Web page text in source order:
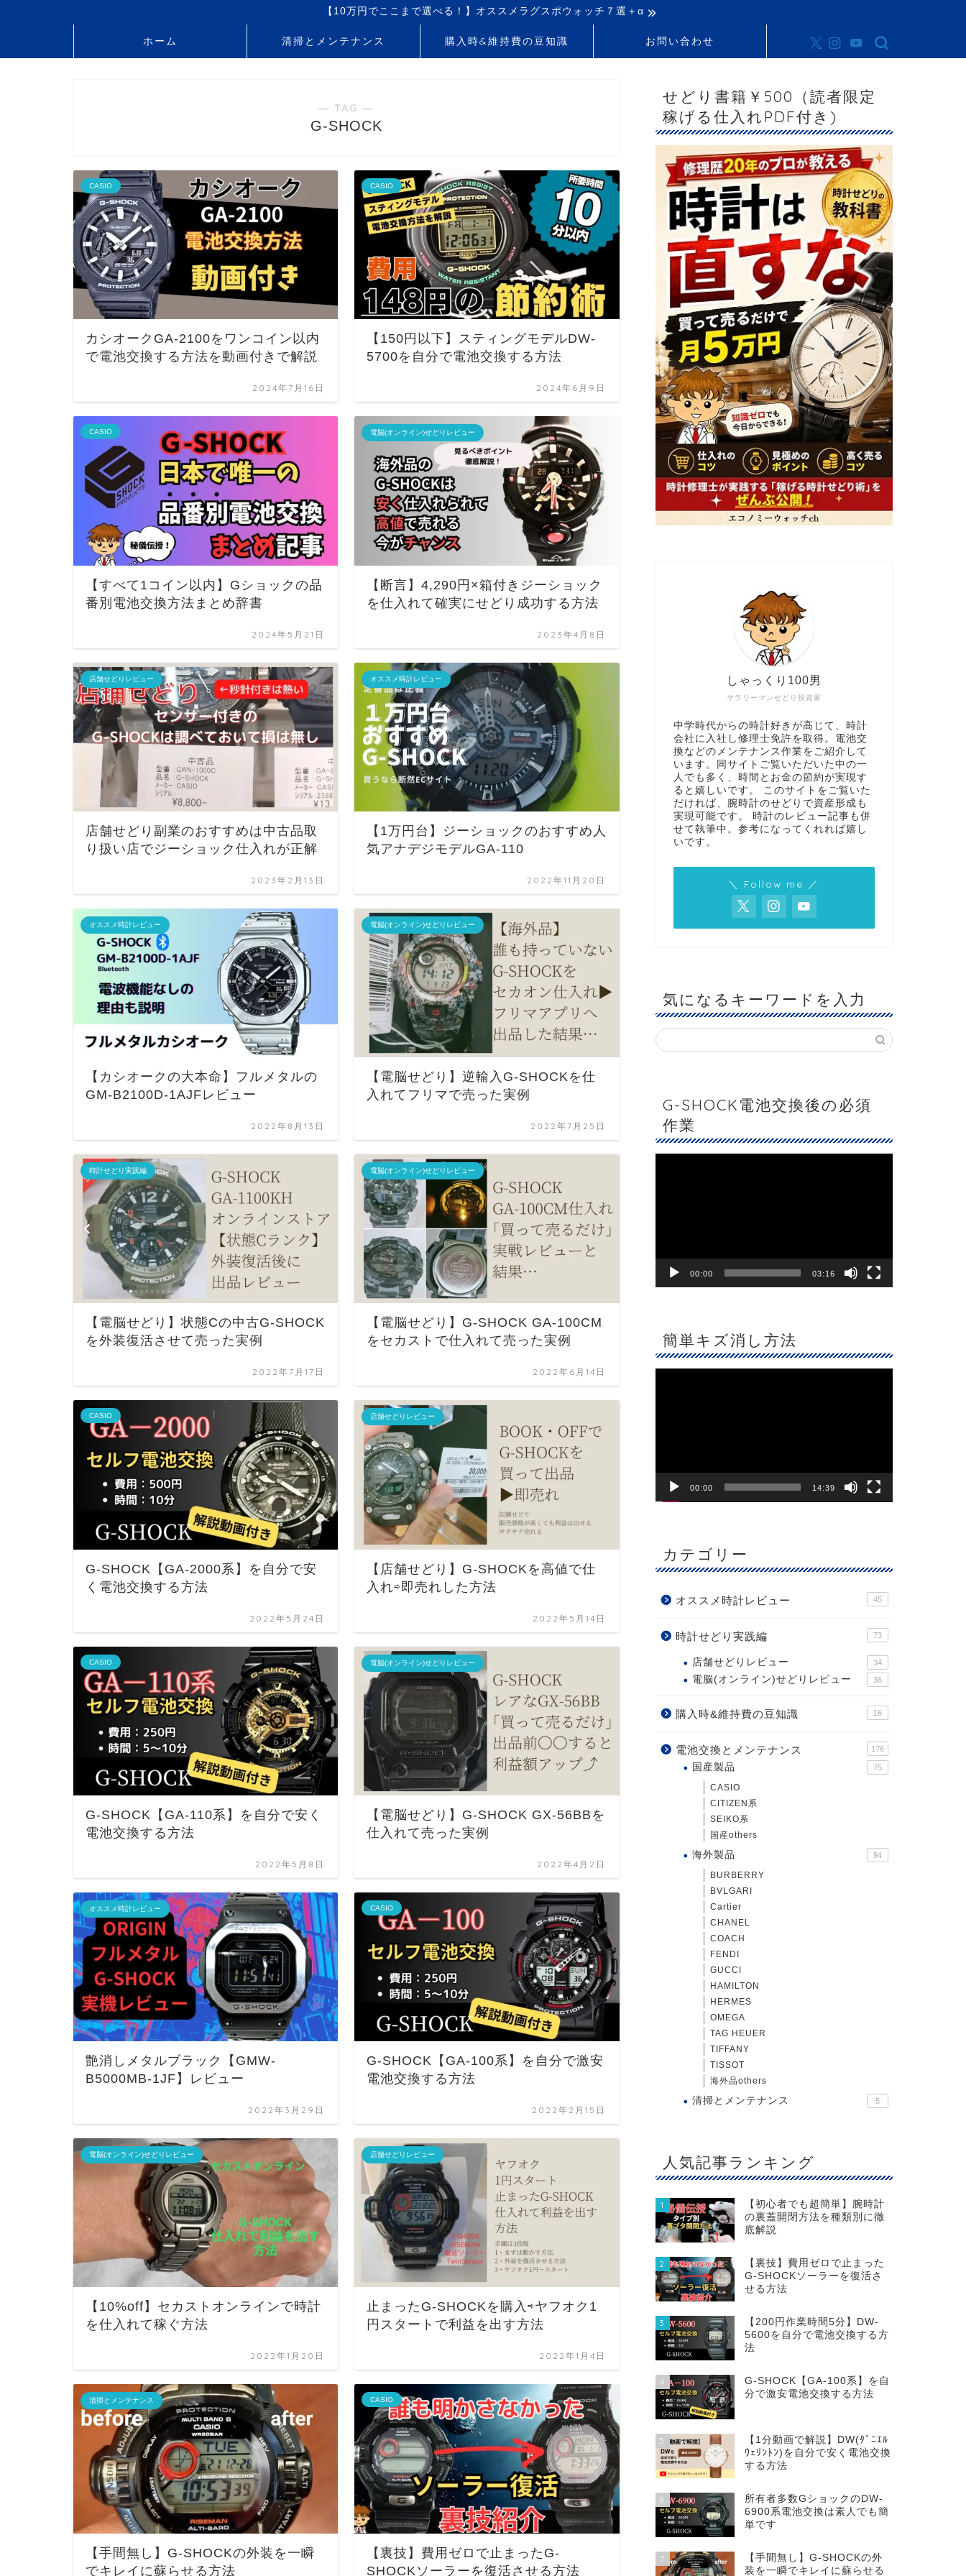
【10万円でここまで選べる！】オススメラグスポウォッチ７選＋α
ホーム 清掃とメンテナンス 購入時&維持費の豆知識 お問い合わせ
― TAG ―
G-SHOCK
CASIO
カシオークGA-2100をワンコイン以内
で電池交換する方法を動画付きで解説
2024年7月16日
CASIO
【150円以下】スティングモデルDW-
5700を自分で電池交換する方法
2024年6月9日
CASIO
【すべて1コイン以内】Gショックの品
番別電池交換方法まとめ辞書
2024年5月21日
電脳(オンライン)せどりレビュー
【断言】4,290円×箱付きジーショック
を仕入れて確実にせどり成功する方法
2023年4月8日
店舗せどりレビュー
店舗せどり副業のおすすめは中古品取
り扱い店でジーショック仕入れが正解
2023年2月13日
オススメ時計レビュー
【1万円台】ジーショックのおすすめ人
気アナデジモデルGA-110
2022年11月20日
オススメ時計レビュー
【カシオークの大本命】フルメタルの
GM-B2100D-1AJFレビュー
2022年8月13日
電脳(オンライン)せどりレビュー
【電脳せどり】逆輸入G-SHOCKを仕
入れてフリマで売った実例
2022年7月25日
時計せどり実践編
【電脳せどり】状態Cの中古G-SHOCK
を外装復活させて売った実例
2022年7月17日
電脳(オンライン)せどりレビュー
【電脳せどり】G-SHOCK GA-100CM
をセカストで仕入れて売った実例
2022年6月14日
CASIO
G-SHOCK【GA-2000系】を自分で安
く電池交換する方法
2022年5月24日
店舗せどりレビュー
【店舗せどり】G-SHOCKを高値で仕
入れ⇨即売れした方法
2022年5月14日
CASIO
G-SHOCK【GA-110系】を自分で安く
電池交換する方法
2022年5月8日
電脳(オンライン)せどりレビュー
【電脳せどり】G-SHOCK GX-56BBを
仕入れて売った実例
2022年4月2日
オススメ時計レビュー
艶消しメタルブラック【GMW-
B5000MB-1JF】レビュー
2022年3月29日
CASIO
G-SHOCK【GA-100系】を自分で激安
電池交換する方法
2022年2月15日
電脳(オンライン)せどりレビュー
【10%off】セカストオンラインで時計
を仕入れて稼ぐ方法
2022年1月20日
店舗せどりレビュー
止まったG-SHOCKを購入⇨ヤフオク1
円スタートで利益を出す方法
2022年1月4日
清掃とメンテナンス
【手間無し】G-SHOCKの外装を一瞬
でキレイに蘇らせる方法
CASIO
【裏技】費用ゼロで止まったG-
SHOCKソーラーを復活させる方法
せどり書籍￥500（読者限定
稼げる仕入れPDF付き)
サラリーマンせどり投資家
しゃっくり100男
中学時代からの時計好きが高じて、時計
会社に入社し修理士免許を取得。電池交
換などのメンテナンス作業をご紹介して
います。同サイトご覧いただいた中の一
人でも多く、時間とお金の節約が実現す
ると嬉しいです。 このサイトをご覧いた
だければ、腕時計のせどりで資産形成も
実現可能です。 時計のレビュー記事も併
せて執筆中。参考になってくれれば嬉し
いです。
＼ Follow me ／
気になるキーワードを入力
G-SHOCK電池交換後の必須
作業
00:00 03:16
簡単キズ消し方法
00:00 14:39
カテゴリー
オススメ時計レビュー 45
時計せどり実践編 73
店舗せどりレビュー 34
電脳(オンライン)せどりレビュー 36
購入時&維持費の豆知識 16
電池交換とメンテナンス 176
国産製品 75
CASIO
CITIZEN系
SEIKO系
国産others
海外製品 94
BURBERRY
BVLGARI
Cartier
CHANEL
COACH
FENDI
GUCCI
HAMILTON
HERMES
OMEGA
TAG HEUER
TIFFANY
TISSOT
海外品others
清掃とメンテナンス 5
人気記事ランキング
1
【初心者でも超簡単】腕時計
の裏蓋開閉方法を種類別に徹
底解説
2
【裏技】費用ゼロで止まった
G-SHOCKソーラーを復活さ
せる方法
3
【200円作業時間5分】DW‐
5600を自分で電池交換する方
法
4
G-SHOCK【GA-100系】を自
分で激安電池交換する方法
5
【1分動画で解説】DW(ﾀﾞﾆｴﾙ
ｳｪﾘﾝﾄﾝ)を自分で安く電池交換
する方法
6
所有者多数GショックのDW-
6900系電池交換は素人でも簡
単です
7
【手間無し】G-SHOCKの外
装を一瞬でキレイに蘇らせる